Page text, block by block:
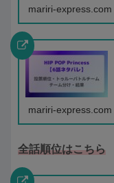
mariri-express.com
mariri-express.com
全話順位はこちら